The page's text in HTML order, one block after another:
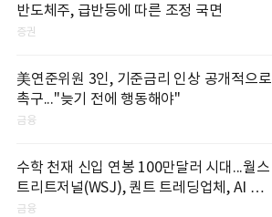
반도체주, 급반등에 따른 조정 국면
증권
美연준위원 3인, 기준금리 인상 공개적으로
촉구..."늦기 전에 행동해야"
금융
수학 천재 신입 연봉 100만달러 시대...월스
트리트저널(WSJ), 퀀트 트레딩업체, AI 기
업들 인재 확보 경쟁
금융